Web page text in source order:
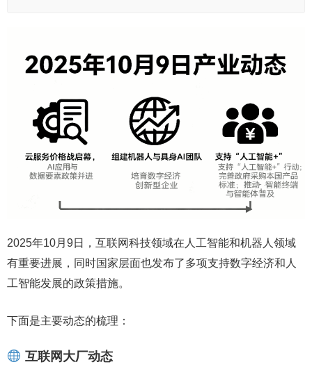
2025年10月9日，互联网科技领域在人工智能和机器人领域
有重要进展，同时国家层面也发布了多项支持数字经济和人
工智能发展的政策措施。
下面是主要动态的梳理：
互联网大厂动态